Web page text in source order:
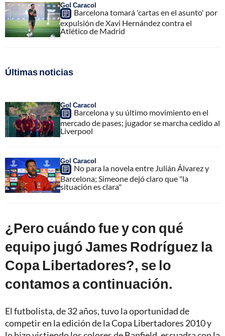
Gol Caracol
Barcelona tomará 'cartas en el asunto' por
expulsión de Xavi Hernández contra el
Atlético de Madrid
Últimas noticias
Gol Caracol
Barcelona y su último movimiento en el
mercado de pases; jugador se marcha cedido al
Liverpool
Gol Caracol
No para la novela entre Julián Álvarez y
Barcelona; Simeone dejó claro que "la
situación es clara"
¿Pero cuándo fue y con qué
equipo jugó James Rodríguez la
Copa Libertadores?, se lo
contamos a continuación.
El futbolista, de 32 años, tuvo la oportunidad de
competir en la edición de la Copa Libertadores 2010 y